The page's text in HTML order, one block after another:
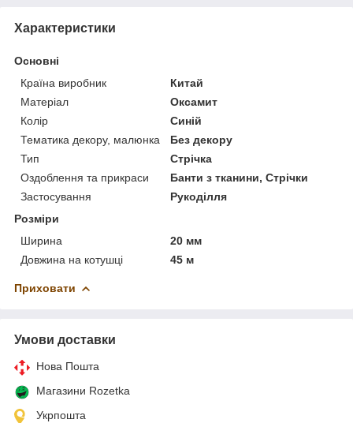
Характеристики
Основні
Країна виробник
Китай
Матеріал
Оксамит
Колір
Синій
Тематика декору, малюнка
Без декору
Тип
Стрічка
Оздоблення та прикраси
Банти з тканини, Стрічки
Застосування
Рукоділля
Розміри
Ширина
20 мм
Довжина на котушці
45 м
Приховати
Умови доставки
Нова Пошта
Магазини Rozetka
Укрпошта